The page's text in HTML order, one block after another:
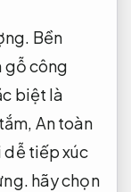
Bền
gỗ công
biệt là
An toàn
dễ tiếp xúc
hãy chọn